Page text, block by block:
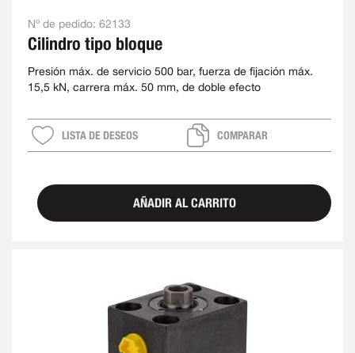
Nº de pedido: 62133
Cilindro tipo bloque
Presión máx. de servicio 500 bar, fuerza de fijación máx.
15,5 kN, carrera máx. 50 mm, de doble efecto
LISTA DE DESEOS COMPARAR
AÑADIR AL CARRITO